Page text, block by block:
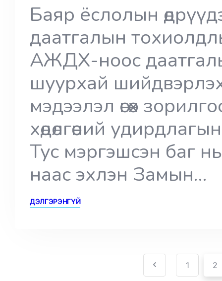
Баяр ёслолын
даатгалын
АЖДХ-ноос
шуурхай шийдвэрлэх,
мэдээлэл өгөх
хөдөлгөөний
Тус мэргэшсэн баг нь
наас эхлэн Замын…
ДЭЛГЭРЭНГҮЙ
1 2